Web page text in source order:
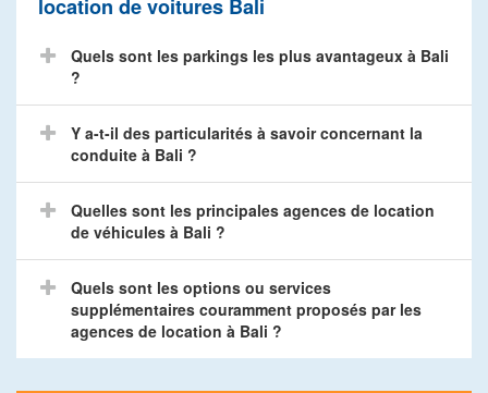
location de voitures Bali
Quels sont les parkings les plus avantageux à Bali
?
Y a-t-il des particularités à savoir concernant la
conduite à Bali ?
Quelles sont les principales agences de location
de véhicules à Bali ?
Quels sont les options ou services
supplémentaires couramment proposés par les
agences de location à Bali ?